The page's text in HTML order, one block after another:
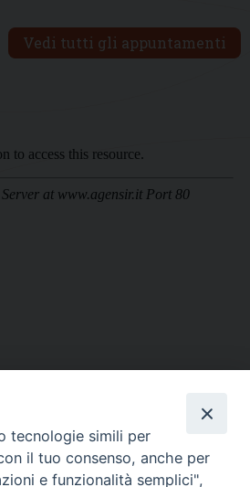
Vedi tutti gli appuntamenti
DI ALBANO
- Fax.: 06.9323844
tecnologie simili per
il tuo consenso, anche per
e funzionalità semplici",